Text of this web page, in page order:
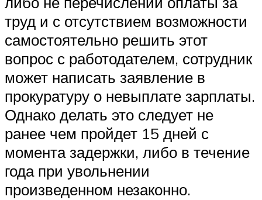
труд и с отсутствием возможности
самостоятельно решить этот
вопрос с работодателем, сотрудник
может написать заявление в
прокуратуру о невыплате зарплаты.
Однако делать это следует не
ранее чем пройдет 15 дней с
момента задержки, либо в течение
года при увольнении
произведенном незаконно.